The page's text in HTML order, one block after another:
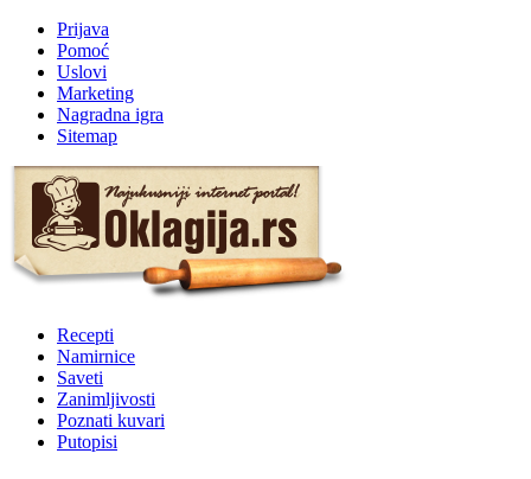
Prijava
Pomoć
Uslovi
Marketing
Nagradna igra
Sitemap
Recepti
Namirnice
Saveti
Zanimljivosti
Poznati kuvari
Putopisi